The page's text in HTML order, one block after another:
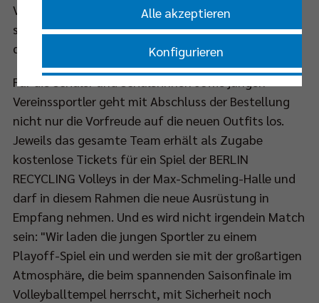
Vorstellungen individualisierten Trikotsatz zu
sichern. 64 Sätze (bestehend aus Trikot und Hose,
damit in Summe rund 1500 Teile) wurden bestellt.
Für die Schüler und Schülerinnen sowie jungen
Vereinssportler geht mit Abschluss der Bestellung
nicht nur die Vorfreude auf die neuen Outfits los.
Jeweils das gesamte Team erhält als Zugabe
kostenlose Tickets für ein Spiel der BERLIN
RECYCLING Volleys in der Max-Schmeling-Halle und
darf in diesem Rahmen die neue Ausrüstung in
Empfang nehmen. Und es wird nicht irgendein Match
sein: "Wir laden die jungen Sportler zu einem
Playoff-Spiel ein und werden sie mit der großartigen
Atmosphäre, die beim spannenden Saisonfinale im
Volleyballtempel herrscht, mit Sicherheit noch
Alle akzeptieren
Konfigurieren
Nur essenzielle Cookies akzeptieren
Impressum|Datenschutzerklärung